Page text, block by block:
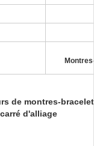
de montres-
d'alliage